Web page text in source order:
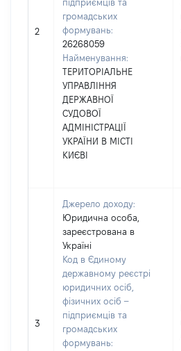
2
підприємців та
громадських
формувань:
26268059
Найменування:
ТЕРИТОРІАЛЬНЕ
УПРАВЛІННЯ
ДЕРЖАВНОЇ
СУДОВОЇ
АДМІНІСТРАЦІЇ
УКРАЇНИ В МІСТІ
КИЄВІ
3
Джерело доходу:
Юридична особа,
зареєстрована в
Україні
Код в Єдиному
державному реєстрі
юридичних осіб,
фізичних осіб –
підприємців та
громадських
формувань: